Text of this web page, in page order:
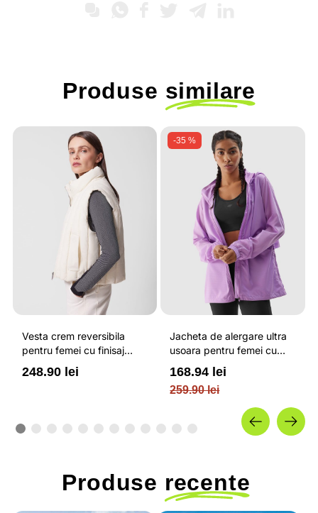
Produse similare
Vesta crem reversibila
pentru femei cu finisaj
impermeabil si umplutura
ecologica OUTHORN
248.90 lei
-35 %
Jacheta de alergare ultra
usoara pentru femei cu
impregnare hidrofoba si
elemente reflectorizante
4F
259.90 lei
168.94 lei
Produse recente